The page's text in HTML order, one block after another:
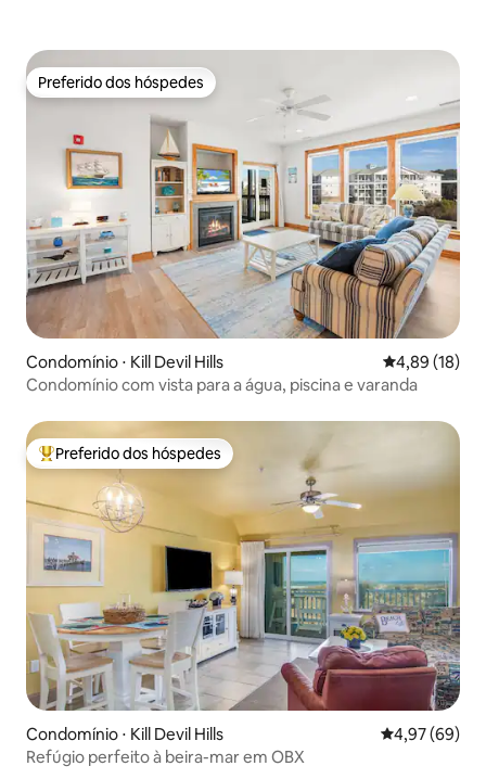
Preferido dos hóspedes
Preferido dos hóspedes
Condomínio ⋅ Kill Devil Hills 4,89 de uma
4,89 (18)
Condomínio com vista para a água, piscina e varanda
Entre os melhores preferidos dos hóspedes
Preferido dos hóspedes
Condomínio ⋅ Kill Devil Hills 4,97 de uma
4,97 (69)
Refúgio perfeito à beira-mar em OBX